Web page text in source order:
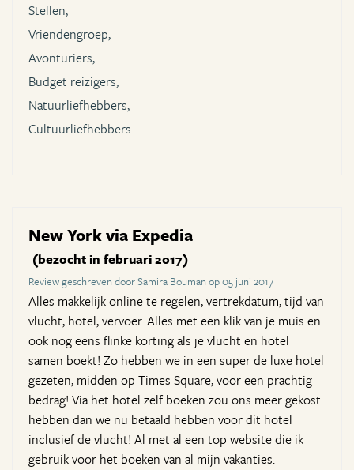
Stellen,
Vriendengroep,
Avonturiers,
Budget reizigers,
Natuurliefhebbers,
Cultuurliefhebbers
New York via Expedia
(bezocht in februari 2017)
Review geschreven door Samira Bouman op 05 juni 2017
Alles makkelijk online te regelen, vertrekdatum, tijd van
vlucht, hotel, vervoer. Alles met een klik van je muis en
ook nog eens flinke korting als je vlucht en hotel
samen boekt! Zo hebben we in een super de luxe hotel
gezeten, midden op Times Square, voor een prachtig
bedrag! Via het hotel zelf boeken zou ons meer gekost
hebben dan we nu betaald hebben voor dit hotel
inclusief de vlucht! Al met al een top website die ik
gebruik voor het boeken van al mijn vakanties.